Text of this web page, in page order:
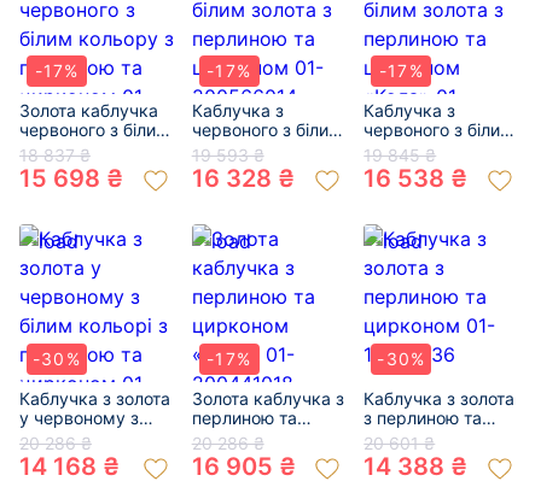
-17%
Золота каблучка
червоного з білим
кольору з
перлиною та
цирконом 01-
18 837 ₴
15 698 ₴
-17%
Каблучка з
червоного з білим
золота з перлиною
та цирконом 01-
200566014
19 593 ₴
16 328 ₴
-17%
Каблучка з
червоного з білим
золота з перлиною
та цирконом
«Кола» 01-
19 845 ₴
16 538 ₴
-30%
Каблучка з золота
у червоному з
білим кольорі з
перлиною та
цирконом 01-
20 286 ₴
14 168 ₴
-17%
Золота каблучка з
перлиною та
цирконом «Коло»
01-200441018
20 286 ₴
16 905 ₴
-30%
Каблучка з золота
з перлиною та
цирконом 01-
19243736
20 601 ₴
14 388 ₴